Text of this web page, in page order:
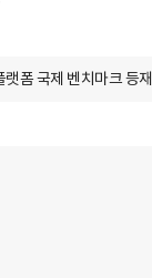
폼 국제 벤치마크 등재